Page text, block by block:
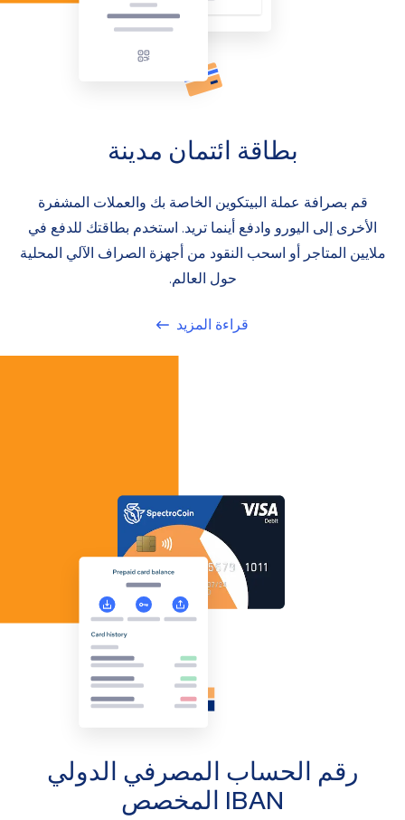
بطاقة ائتمان مدينة
قم بصرافة عملة البيتكوين الخاصة بك والعملات المشفرة
الأخرى إلى اليورو وادفع أينما تريد. استخدم بطاقتك للدفع في
ملايين المتاجر أو اسحب النقود من أجهزة الصراف الآلي المحلية
حول العالم.
قراءة المزيد
رقم الحساب المصرفي الدولي
IBAN المخصص